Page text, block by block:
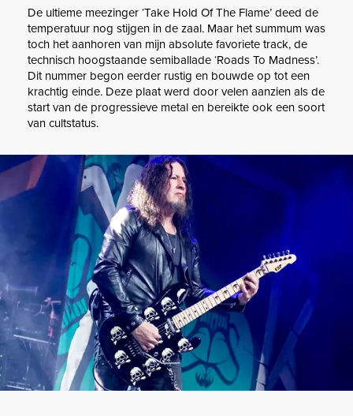
De ultieme meezinger ‘Take Hold Of The Flame’ deed de
temperatuur nog stijgen in de zaal. Maar het summum was
toch het aanhoren van mijn absolute favoriete track, de
technisch hoogstaande semiballade ‘Roads To Madness’.
Dit nummer begon eerder rustig en bouwde op tot een
krachtig einde. Deze plaat werd door velen aanzien als de
start van de progressieve metal en bereikte ook een soort
van cultstatus.